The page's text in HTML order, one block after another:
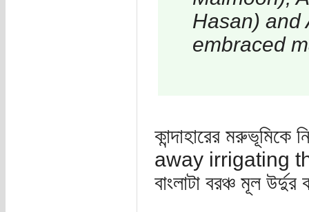
Hasan) and
embraced
কান্দাহারের
away irrigating
বাংলাটা বরঞ্চ মূল